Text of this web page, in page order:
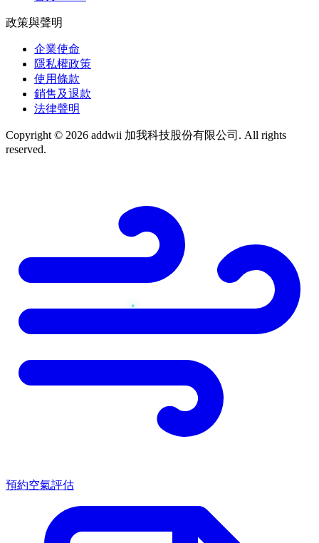
政策與聲明
企業使命
隱私權政策
使用條款
銷售及退款
法律聲明
Copyright © 2026 addwii 加我科技股份有限公司. All rights
reserved.
預約空氣評估